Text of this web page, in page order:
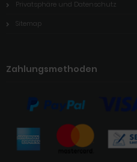
Privatsphäre und Datenschutz
Sitemap
Zahlungsmethoden